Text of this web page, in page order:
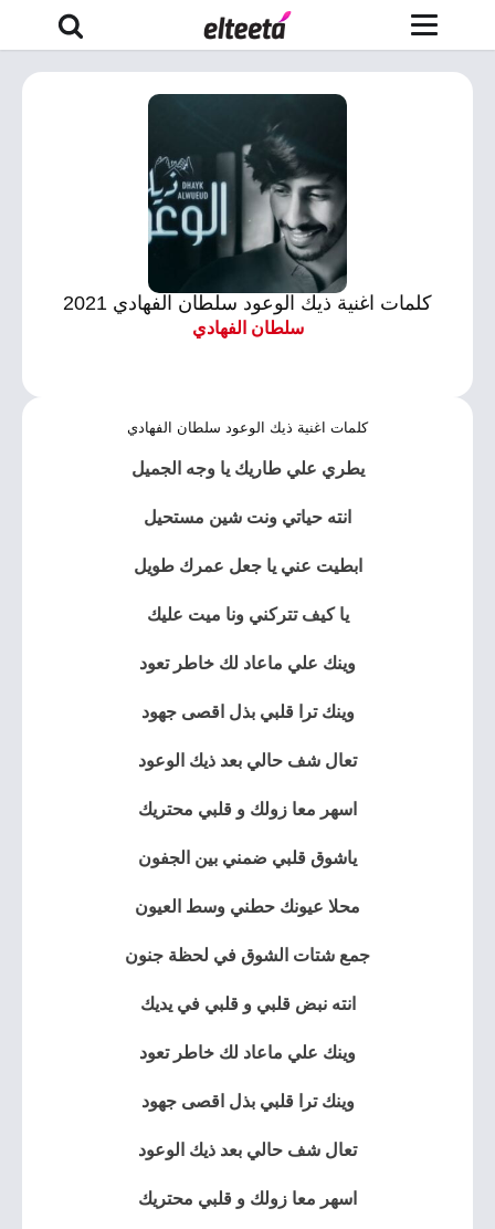
كلمات اغنية ذيك الوعود سلطان الفهادي 2021
سلطان الفهادي
كلمات اغنية ذيك الوعود سلطان الفهادي
يطري علي طاريك يا وجه الجميل
انته حياتي ونت شين مستحيل
ابطيت عني يا جعل عمرك طويل
يا كيف تتركني ونا ميت عليك
وينك علي ماعاد لك خاطر تعود
وينك ترا قلبي بذل اقصى جهود
تعال شف حالي بعد ذيك الوعود
اسهر معا زولك و قلبي محتريك
ياشوق قلبي ضمني بين الجفون
محلا عيونك حطني وسط العيون
جمع شتات الشوق في لحظة جنون
انته نبض قلبي و قلبي في يديك
وينك علي ماعاد لك خاطر تعود
وينك ترا قلبي بذل اقصى جهود
تعال شف حالي بعد ذيك الوعود
اسهر معا زولك و قلبي محتريك